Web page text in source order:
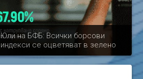
Юли на БФБ: Всички борсови
индекси се оцветяват в зелено